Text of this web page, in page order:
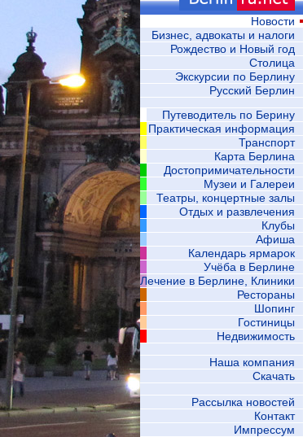
Новости
Бизнес, адвокаты и налоги
Рождество и Новый год
Столица
Экскурсии по Берлину
Русский Берлин
Путеводитель по Берину
Практическая информация
Транспорт
Карта Берлина
Достопримичательности
Музеи и Галереи
Театры, концертные залы
Отдых и развлечения
Клубы
Афиша
Календарь ярмарок
Учёба в Берлине
Лечение в Берлине, Клиники
Рестораны
Шопинг
Гостиницы
Недвижимость
Наша компания
Скачать
Рассылка новостей
Контакт
Импрессум